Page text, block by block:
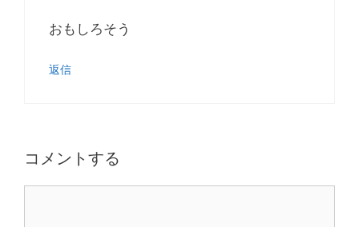
おもしろそう
返信
コメントする